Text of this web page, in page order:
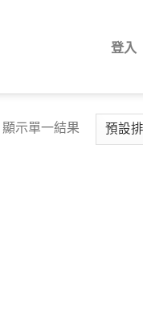
登入
顯示單一結果